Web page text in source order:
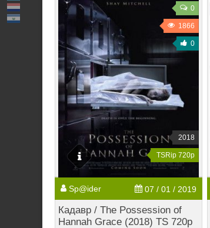
0
1866
0
2018
TSRip 720p
Sp@ider 07 / 01 / 2019
Кадавр / The Possession of
Hannah Grace (2018) TS 720p